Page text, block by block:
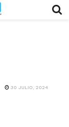
30 JULIO, 2024